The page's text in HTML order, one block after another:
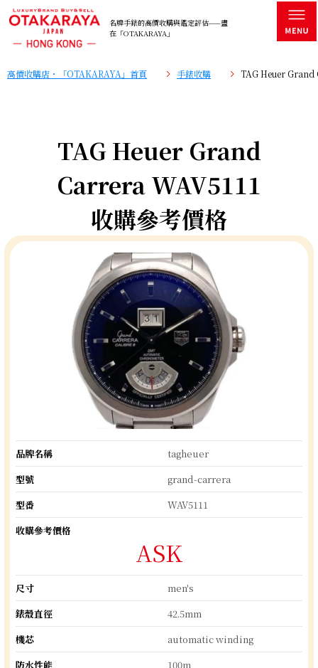
名牌手錶的高價收購與鑑定評估——盡
在「OTAKARAYA」
高價收購店・「OTAKARAYA」首頁 手錶收購 TAG Heuer Grand
TAG Heuer Grand
Carrera WAV5111
收購參考價格
品牌名稱
tagheuer
型號
grand-carrera
型番
WAV5111
收購參考價格
ASK
尺寸
men's
錶殼直徑
42.5mm
機芯
automatic winding
防水性能
100m